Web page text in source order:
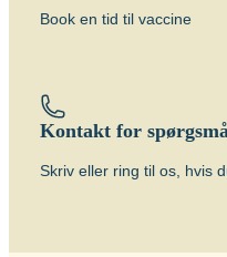
Book en tid til vaccine
Kontakt for
Skriv eller ring til os, hvis